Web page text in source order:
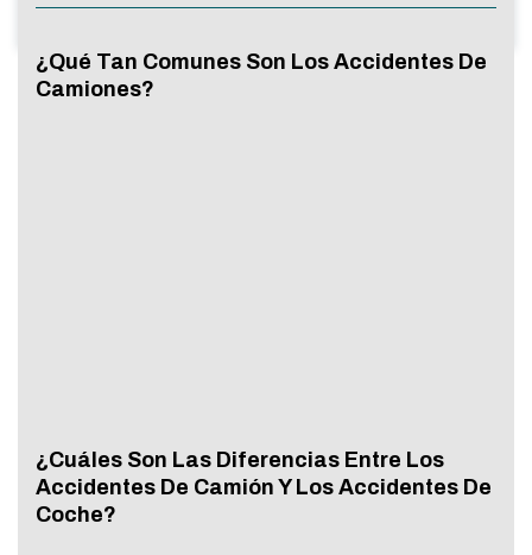
¿Qué Tan Comunes Son Los Accidentes De
Camiones?
¿Cuáles Son Las Diferencias Entre Los
Accidentes De Camión Y Los Accidentes De
Coche?